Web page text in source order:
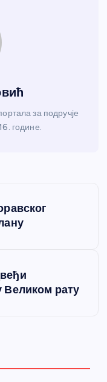
за подручје
године.
Великом рату